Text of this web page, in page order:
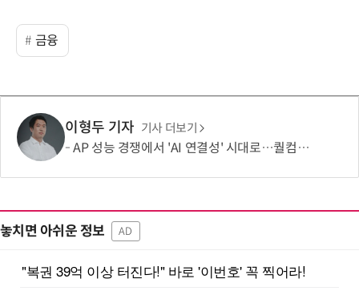
금융
이형두 기자 기사 더보기
AP 성능 경쟁에서 'AI 연결성' 시대로…퀄컴 영역 확장 본격화
놓치면 아쉬운 정보 AD